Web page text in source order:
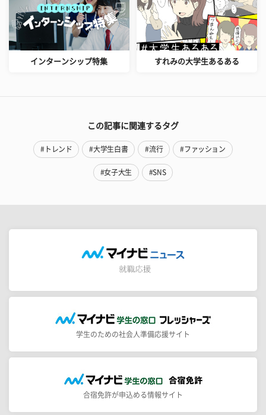
インターンシップ特集 すれみの大学生あるある
この記事に関連するタグ
#トレンド #大学生白書 #流行 #ファッション
#女子大生 #SNS
学生のための社会人準備応援サイト
合宿免許が申込める情報サイト